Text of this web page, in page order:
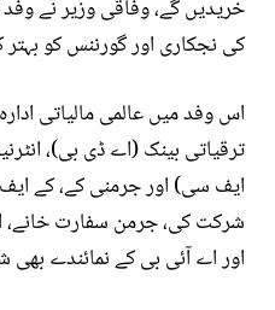
خریدیں گے، وفاقی وزیر نے
کی نجکاری اور گورننس کو بہتر
اس وفد میں عالمی مالیاتی
ترقیاتی بینک (اے ڈی بی)،
ایف سی) اور جرمنی کے، کے ایف
شرکت کی، جرمن سفارت خانے،
اور اے آئی بی کے نمائندے بھی